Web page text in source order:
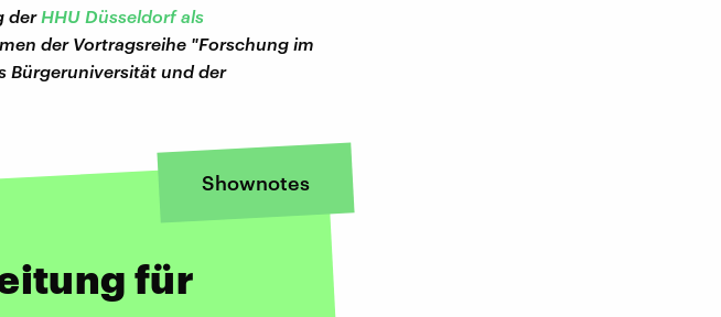
der HHU Düsseldorf als
der Vortragsreihe "Forschung im
Bürgeruniversität und der
Shownotes
für